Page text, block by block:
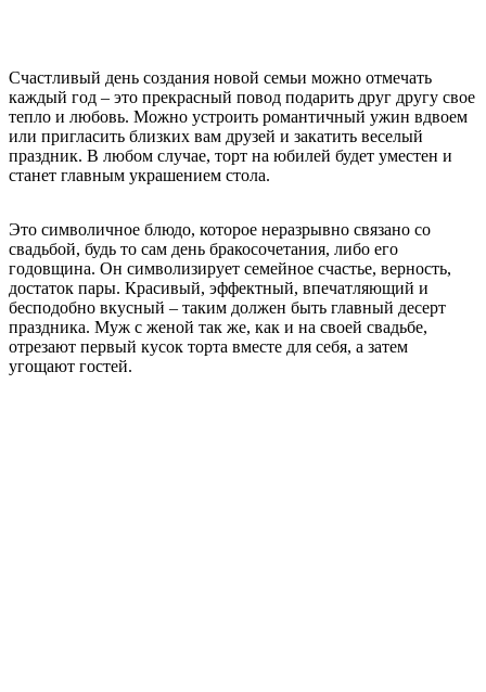
Счастливый день создания новой семьи можно отмечать
каждый год – это прекрасный повод подарить друг другу свое
тепло и любовь. Можно устроить романтичный ужин вдвоем
или пригласить близких вам друзей и закатить веселый
праздник. В любом случае, торт на юбилей будет уместен и
станет главным украшением стола.
Это символичное блюдо, которое неразрывно связано со
свадьбой, будь то сам день бракосочетания, либо его
годовщина. Он символизирует семейное счастье, верность,
достаток пары. Красивый, эффектный, впечатляющий и
бесподобно вкусный – таким должен быть главный десерт
праздника. Муж с женой так же, как и на своей свадьбе,
отрезают первый кусок торта вместе для себя, а затем
угощают гостей.